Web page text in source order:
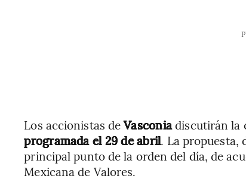
Los accionistas deVasconiadiscutirán la
programada el 29 de abril. La propuesta,
principal punto de la orden del día, de
Mexicana de Valores.